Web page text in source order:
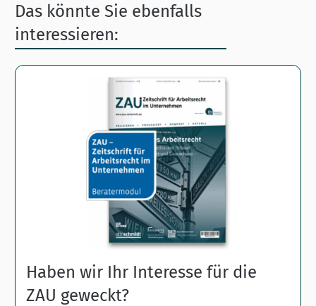
Das könnte Sie ebenfalls
interessieren:
Haben wir Ihr Interesse für die
ZAU geweckt?